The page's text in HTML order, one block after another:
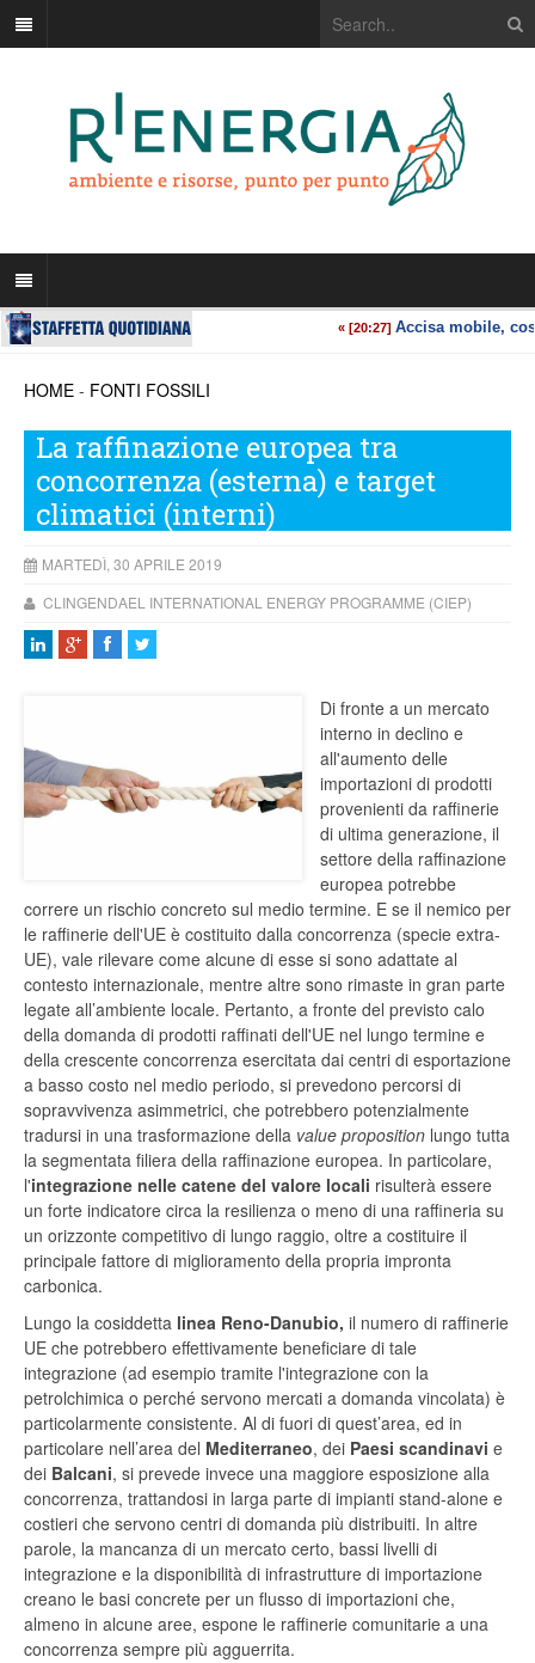
HOME - FONTI FOSSILI
La raffinazione europea tra
concorrenza (esterna) e target
climatici (interni)
MARTEDÌ, 30 APRILE 2019
CLINGENDAEL INTERNATIONAL ENERGY PROGRAMME (CIEP)
Di fronte a un mercato
interno in declino e
all'aumento delle
importazioni di prodotti
provenienti da raffinerie
di ultima generazione, il
settore della raffinazione
europea potrebbe
correre un rischio concreto sul medio termine. E se il nemico per
le raffinerie dell'UE è costituito dalla concorrenza (specie extra-
UE), vale rilevare come alcune di esse si sono adattate al
contesto internazionale, mentre altre sono rimaste in gran parte
legate all’ambiente locale. Pertanto, a fronte del previsto calo
della domanda di prodotti raffinati dell'UE nel lungo termine e
della crescente concorrenza esercitata dai centri di esportazione
a basso costo nel medio periodo, si prevedono percorsi di
sopravvivenza asimmetrici, che potrebbero potenzialmente
tradursi in una trasformazione della value proposition lungo tutta
la segmentata filiera della raffinazione europea. In particolare,
l'integrazione nelle catene del valore locali risulterà essere
un forte indicatore circa la resilienza o meno di una raffineria su
un orizzonte competitivo di lungo raggio, oltre a costituire il
principale fattore di miglioramento della propria impronta
carbonica.
Lungo la cosiddetta linea Reno-Danubio, il numero di raffinerie
UE che potrebbero effettivamente beneficiare di tale
integrazione (ad esempio tramite l'integrazione con la
petrolchimica o perché servono mercati a domanda vincolata) è
particolarmente consistente. Al di fuori di quest’area, ed in
particolare nell’area del Mediterraneo, dei Paesi scandinavi e
dei Balcani, si prevede invece una maggiore esposizione alla
concorrenza, trattandosi in larga parte di impianti stand-alone e
costieri che servono centri di domanda più distribuiti. In altre
parole, la mancanza di un mercato certo, bassi livelli di
integrazione e la disponibilità di infrastrutture di importazione
creano le basi concrete per un flusso di importazioni che,
almeno in alcune aree, espone le raffinerie comunitarie a una
concorrenza sempre più agguerrita.